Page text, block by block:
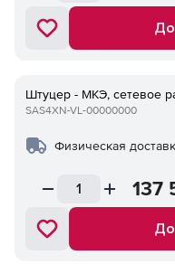
Штуцер - МКЭ, сетевое
SAS4XN-VL-00000000
Физическая
137